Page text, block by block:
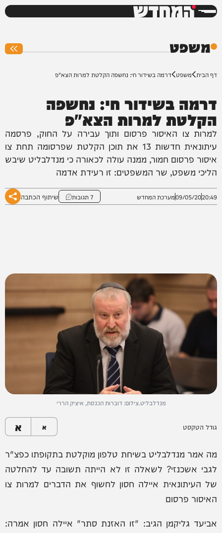
המחדש
משפט
דף הבית משפט דרמה בשידור חי: נחשפה הקלטת למרות הצא"פ
דרמה בשידור חי: נחשפה
הקלטת למרות הצא"פ
למרות צו האיסור פרסום ותוך עבירה על החוק, פרסמה
עיתונאית חדשות 13 את תוכן הקלטת שפרסומה תחת צו
איסור פרסום חמור, ממנה עולה לכאורה כי מנדלבליט שיבש
הליכי משפט, שר המשפטים: זו רעידת אדמה
20:49
09/05/20מערכת המחדש 7 תגובות שיתוף הכתבה
מנדלבליט.צילום: דוברות הכנסת, איציק הררי
גודל הטקסט א א
מה אמר מנדלבליט בשיחת טלפון מוקלטת בתקופתו כפצ"ר
לגבי אשכנזי? לשאלה זו לא הייתה תשובה עד להחלטה
של העיתונאית איילה חסון לחשוף את הדברים למרות צו
האיסור פרסום
אביעד גליקמן הגיב: "זו האזנת סתר" איילה חסון אמרה: